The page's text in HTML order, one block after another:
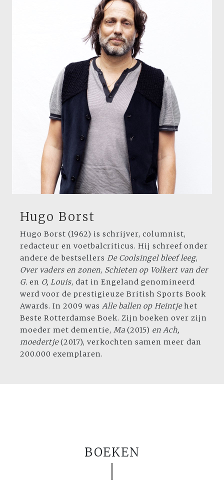
Hugo Borst
Hugo Borst (1962) is schrijver, columnist,
redacteur en voetbalcriticus. Hij schreef onder
andere de bestsellers De Coolsingel bleef leeg,
Over vaders en zonen, Schieten op Volkert van der
G. en O, Louis, dat in Engeland genomineerd
werd voor de prestigieuze British Sports Book
Awards. In 2009 was Alle ballen op Heintjehet
Beste Rotterdamse Boek. Zijn boeken over zijn
moeder met dementie, Ma (2015) en Ach,
moedertje(2017), verkochten samen meer dan
200.000 exemplaren.
BOEKEN